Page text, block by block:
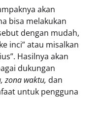
akan
bisa melakukan
dengan mudah,
inci” atau misalkan
Hasilnya akan
dukungan
zona waktu, dan
untuk pengguna